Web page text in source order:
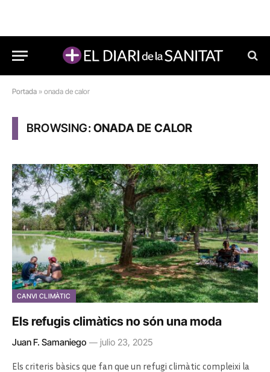
Portada » onada de calor
BROWSING:ONADA DE CALOR
CANVI CLIMÀTIC
Els refugis climàtics no són una moda
Juan F. Samaniego julio 23, 2025
Els criteris bàsics que fan que un refugi climàtic compleixi la